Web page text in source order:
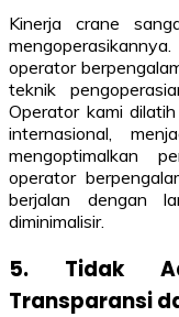
Kinerja crane
operator
teknik
Operator kami
internasional,
mengoptimalkan
operator
berjalan dengan
diminimalisir.
5. Tidak
Transparansi